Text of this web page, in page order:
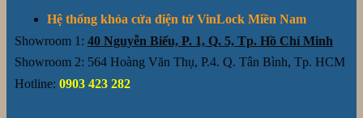
Hệ thống khóa cửa điện tử VinLock Miền Nam
Showroom 1: 40 Nguyễn Biểu, P. 1, Q. 5, Tp. Hồ Chí Minh
Showroom 2: 564 Hoàng Văn Thụ, P.4. Q. Tân Bình, Tp. HCM
Hotline: 0903 423 282